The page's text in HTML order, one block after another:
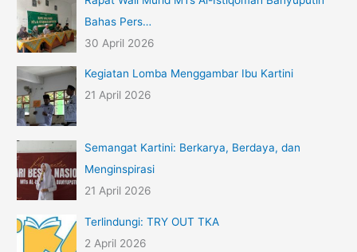
Bahas Pers…
30 April 2026
Kegiatan Lomba Menggambar Ibu Kartini
21 April 2026
Semangat Kartini: Berkarya, Berdaya, dan
Menginspirasi
21 April 2026
Terlindungi: TRY OUT TKA
2 April 2026